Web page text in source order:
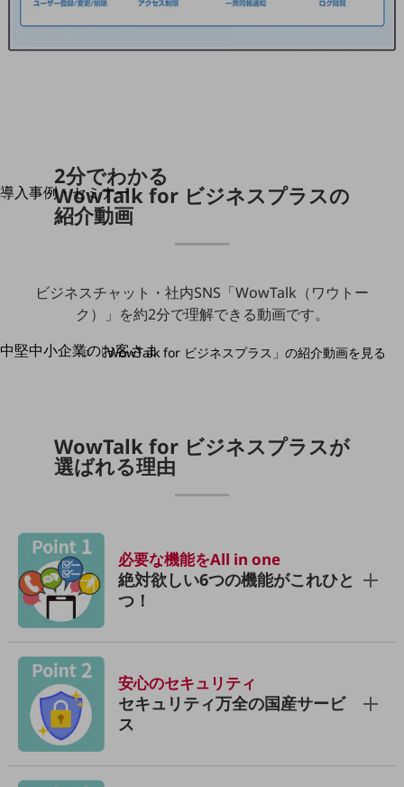
回線・ネットワーク
別ウィンドウで開きます
サービスをご利用中のお客さま
導入事例・セミナー
導入事例TOP
最新の導入事例や注目の導入事例をご紹介します
開催・出展する各種セミナー、イベント情報をご紹介します
別ウィンドウで開きます
中堅中小企業のお客さま
解決するヒントをお届けする記事サイト
お役立ち資料ダウンロード
サービス・ソリューション
課題やニーズに合ったサービスをご紹介し、
中堅中小企業のビジネスをサポート！
お悩みから見つける
お悩みから見つけるTOP
ネットワーク
モバイル・音声
バックオフィス
リモート・ハイブリッドワーク
2分でわかる
WowTalk for ビジネスプラスの
紹介動画
ビジネスチャット・社内SNS「WowTalk（ワウトー
ク）」を約2分で理解できる動画です。
「WowTalk for ビジネスプラス」の紹介動画を見る
WowTalk for ビジネスプラスが
選ばれる理由
必要な機能をAll in one
絶対欲しい6つの機能がこれひと
つ！
安心のセキュリティ
セキュリティ万全の国産サービ
ス